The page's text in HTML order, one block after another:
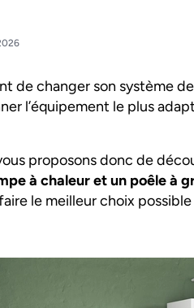
de changer son système
l’équipement le plus
proposons donc de
à chaleur et un poêle à
le meilleur choix